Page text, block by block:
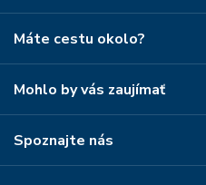
Máte cestu okolo?
Mohlo by vás zaujímať
Spoznajte nás